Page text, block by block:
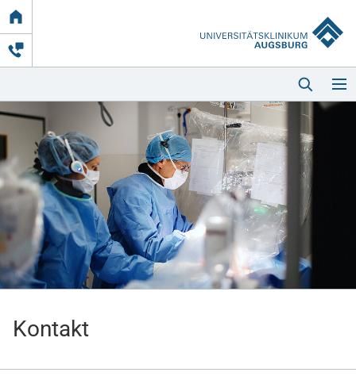
Link
zur
Startseite
Startseite
Kliniken & Einrichtungen
Kontakt